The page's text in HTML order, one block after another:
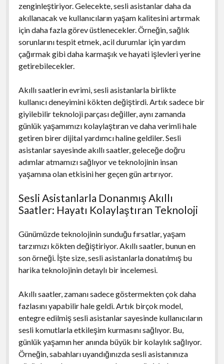
zenginleştiriyor. Gelecekte, sesli asistanlar daha da
akıllanacak ve kullanıcıların yaşam kalitesini artırmak
için daha fazla görev üstlenecekler. Örneğin, sağlık
sorunlarını tespit etmek, acil durumlar için yardım
çağırmak gibi daha karmaşık ve hayati işlevleri yerine
getirebilecekler.
Akıllı saatlerin evrimi, sesli asistanlarla birlikte
kullanıcı deneyimini kökten değiştirdi. Artık sadece bir
giyilebilir teknoloji parçası değiller, aynı zamanda
günlük yaşamımızı kolaylaştıran ve daha verimli hale
getiren birer dijital yardımcı haline geldiler. Sesli
asistanlar sayesinde akıllı saatler, geleceğe doğru
adımlar atmamızı sağlıyor ve teknolojinin insan
yaşamına olan etkisini her geçen gün artırıyor.
Sesli Asistanlarla Donanmış Akıllı
Saatler: Hayatı Kolaylaştıran Teknoloji
Günümüzde teknolojinin sunduğu fırsatlar, yaşam
tarzımızı kökten değiştiriyor. Akıllı saatler, bunun en
son örneği. İşte size, sesli asistanlarla donatılmış bu
harika teknolojinin detaylı bir incelemesi.
Akıllı saatler, zamanı sadece göstermekten çok daha
fazlasını yapabilir hale geldi. Artık birçok model,
entegre edilmiş sesli asistanlar sayesinde kullanıcıların
sesli komutlarla etkileşim kurmasını sağlıyor. Bu,
günlük yaşamın her anında büyük bir kolaylık sağlıyor.
Örneğin, sabahları uyandığınızda sesli asistanınıza